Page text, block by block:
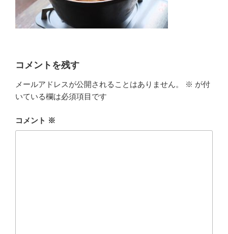
コメントを残す
メールアドレスが公開されることはありません。 ※ が付
いている欄は必須項目です
コメント ※